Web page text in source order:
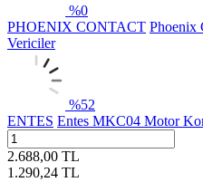
%0
PHOENIX CONTACT Phoenix
Vericiler
%52
ENTES Entes MKC04 Motor
2.688,00 TL
1.290,24 TL